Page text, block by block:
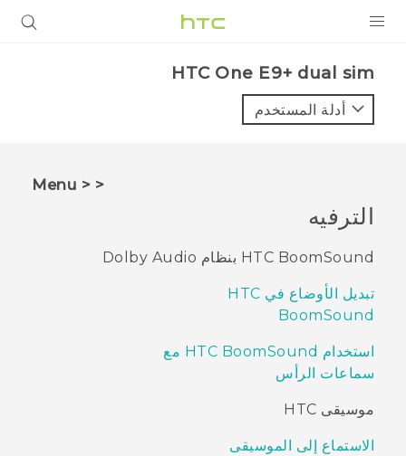
VIVE
VIVERSE
البرامج + التطبيقات
الدعم
HTC One E9+ dual sim‎
أدلة المستخدم
< < Menu
الترفيه
HTC BoomSound بنظام Dolby Audio
تبديل الأوضاع في HTC
BoomSound
استخدام HTC BoomSound مع
سماعات الرأس
موسيقى HTC
الاستماع إلى الموسيقى